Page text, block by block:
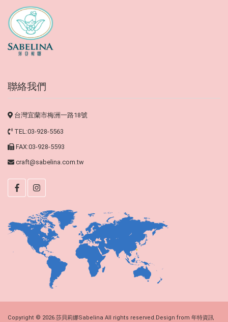
聯絡我們
台灣宜蘭市梅洲一路18號
TEL:03-928-5563
FAX:03-928-5593
craft@sabelina.com.tw
Copyright © 2026.莎貝莉娜Sabelina All rights reserved.Design from 年特資訊